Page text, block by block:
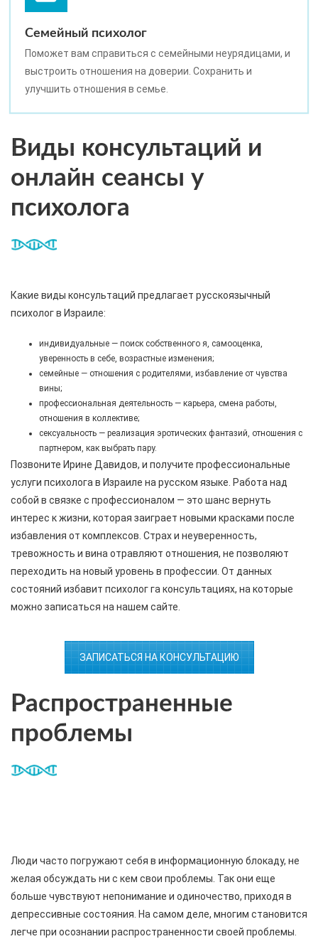
Семейный психолог
Поможет вам справиться с семейными неурядицами, и
выстроить отношения на доверии. Сохранить и
улучшить отношения в семье.
Виды консультаций и
онлайн сеансы у
психолога
Какие виды консультаций предлагает русскоязычный
психолог в Израиле:
индивидуальные — поиск собственного я, самооценка,
уверенность в себе, возрастные изменения;
семейные — отношения с родителями, избавление от чувства
вины;
профессиональная деятельность — карьера, смена работы,
отношения в коллективе;
сексуальность — реализация эротических фантазий, отношения с
партнером, как выбрать пару.
Позвоните Ирине Давидов, и получите профессиональные
услуги психолога в Израиле на русском языке. Работа над
собой в связке с профессионалом — это шанс вернуть
интерес к жизни, которая заиграет новыми красками после
избавления от комплексов. Страх и неуверенность,
тревожность и вина отравляют отношения, не позволяют
переходить на новый уровень в профессии. От данных
состояний избавит психолог га консультациях, на которые
можно записаться на нашем сайте.
ЗАПИСАТЬСЯ НА КОНСУЛЬТАЦИЮ
Распространенные
проблемы
Люди часто погружают себя в информационную блокаду, не
желая обсуждать ни с кем свои проблемы. Так они еще
больше чувствуют непонимание и одиночество, приходя в
депрессивные состояния. На самом деле, многим становится
легче при осознании распространенности своей проблемы.